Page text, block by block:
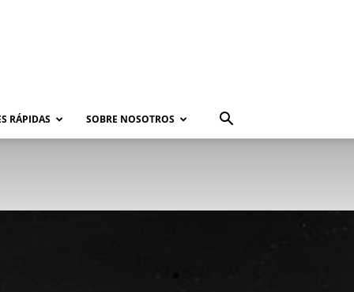
RÁPIDAS SOBRE NOSOTROS